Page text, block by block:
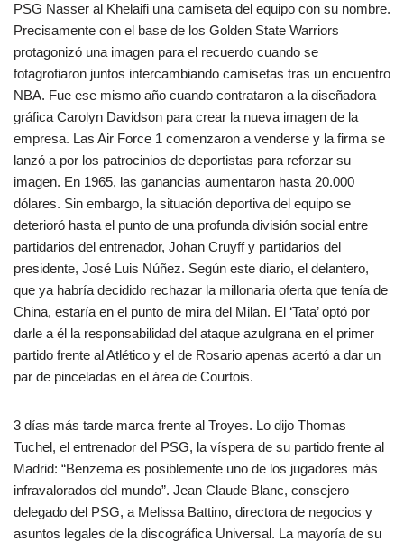
PSG Nasser al Khelaifi una camiseta del equipo con su nombre.
Precisamente con el base de los Golden State Warriors
protagonizó una imagen para el recuerdo cuando se
fotagrofiaron juntos intercambiando camisetas tras un encuentro
NBA. Fue ese mismo año cuando contrataron a la diseñadora
gráfica Carolyn Davidson para crear la nueva imagen de la
empresa. Las Air Force 1 comenzaron a venderse y la firma se
lanzó a por los patrocinios de deportistas para reforzar su
imagen. En 1965, las ganancias aumentaron hasta 20.000
dólares. Sin embargo, la situación deportiva del equipo se
deterioró hasta el punto de una profunda división social entre
partidarios del entrenador, Johan Cruyff y partidarios del
presidente, José Luis Núñez. Según este diario, el delantero,
que ya habría decidido rechazar la millonaria oferta que tenía de
China, estaría en el punto de mira del Milan. El ‘Tata’ optó por
darle a él la responsabilidad del ataque azulgrana en el primer
partido frente al Atlético y el de Rosario apenas acertó a dar un
par de pinceladas en el área de Courtois.
3 días más tarde marca frente al Troyes. Lo dijo Thomas
Tuchel, el entrenador del PSG, la víspera de su partido frente al
Madrid: “Benzema es posiblemente uno de los jugadores más
infravalorados del mundo”. Jean Claude Blanc, consejero
delegado del PSG, a Melissa Battino, directora de negocios y
asuntos legales de la discográfica Universal. La mayoría de su